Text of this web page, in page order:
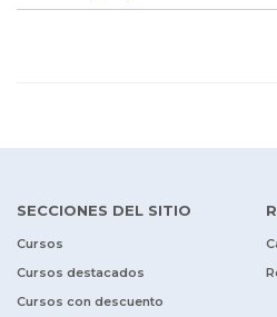
SECCIONES DEL SITIO
Cursos
Cursos destacados
Cursos con descuento